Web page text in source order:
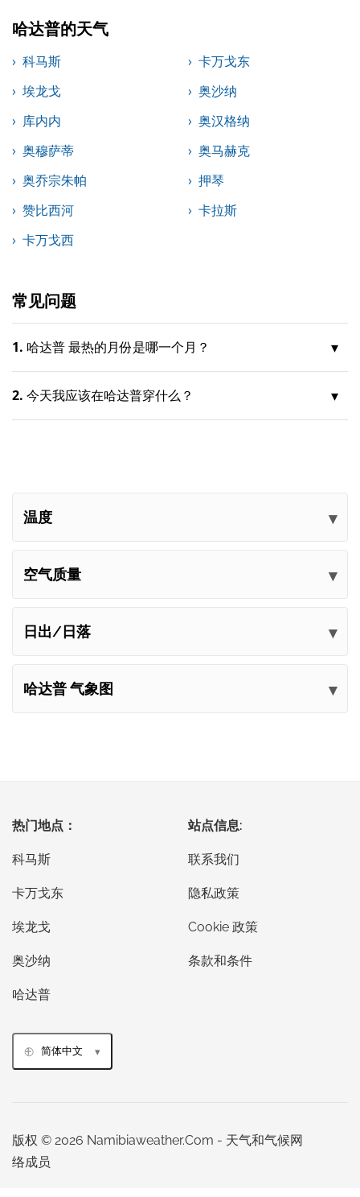
哈达普的天气
科马斯
卡万戈东
埃龙戈
奥沙纳
库内内
奥汉格纳
奥穆萨蒂
奥马赫克
奥乔宗朱帕
押琴
赞比西河
卡拉斯
卡万戈西
常见问题
1. 哈达普 最热的月份是哪一个月？
2. 今天我应该在哈达普穿什么？
温度
空气质量
日出/日落
哈达普 气象图
热门地点：
科马斯
卡万戈东
埃龙戈
奥沙纳
哈达普
站点信息:
联系我们
隐私政策
Cookie 政策
条款和条件
简体中文
版权 © 2026 Namibiaweather.Com - 天气和气候网
络成员